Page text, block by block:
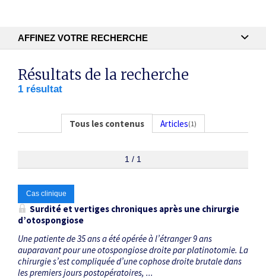
AFFINEZ VOTRE RECHERCHE
Recherche textuelle
Explorations audiovestibulaires
Dates
Du
Résultats de la recherche
1 résultat
Tous les contenus Articles(1)
1 / 1
Cas clinique
Surdité et vertiges chroniques après une chirurgie
d’otospongiose
Une patiente de 35 ans a été opérée à l’étranger 9 ans
auparavant pour une otospongiose droite par platinotomie. La
chirurgie s’est compliquée d’une cophose droite brutale dans
les premiers jours postopératoires, ...